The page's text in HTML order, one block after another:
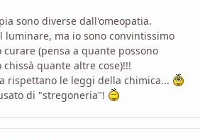
sono diverse dall'omeopatia.
ma io sono convintissimo
(pensa a quante possono
quante altre cose)!!!
rispettano le leggi della chimica...
di "stregoneria"!